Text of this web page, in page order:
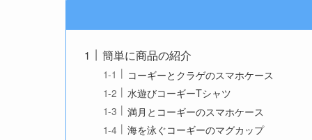
簡単に商品の紹介
コーギーとクラゲのスマホケース
水遊びコーギーTシャツ
満月とコーギーのスマホケース
海を泳ぐコーギーのマグカップ